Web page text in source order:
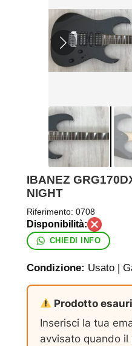
IBANEZ
NIGHT
Riferimento: 0708
CHIEDI INFO
Condizione: Usato |
Prodotto
Inserisci la tua
avvisato quando